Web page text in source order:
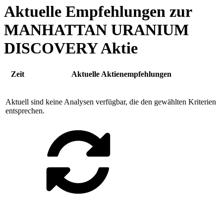
Aktuelle Empfehlungen zur
MANHATTAN URANIUM
DISCOVERY Aktie
Zeit Aktuelle Aktienempfehlungen
Aktuell sind keine Analysen verfügbar, die den gewählten Kriterien
entsprechen.